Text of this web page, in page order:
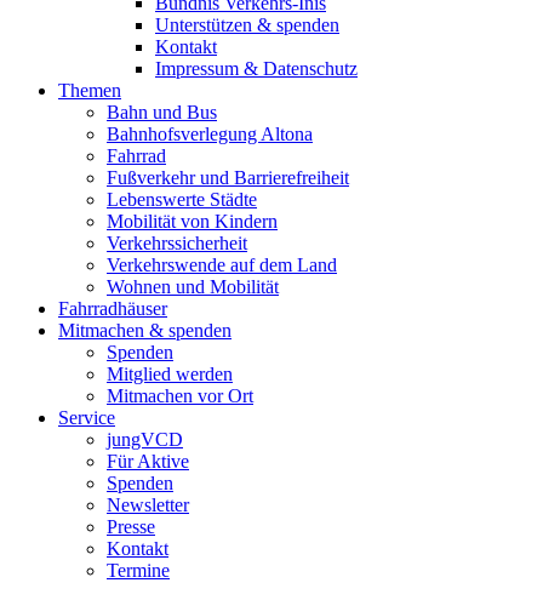
Unterstützen & spenden
Kontakt
Impressum & Datenschutz
Themen
Bahn und Bus
Bahnhofsverlegung Altona
Fahrrad
Fußverkehr und Barrierefreiheit
Lebenswerte Städte
Mobilität von Kindern
Verkehrssicherheit
Verkehrswende auf dem Land
Wohnen und Mobilität
Fahrradhäuser
Mitmachen & spenden
Spenden
Mitglied werden
Mitmachen vor Ort
Service
jungVCD
Für Aktive
Spenden
Newsletter
Presse
Kontakt
Termine